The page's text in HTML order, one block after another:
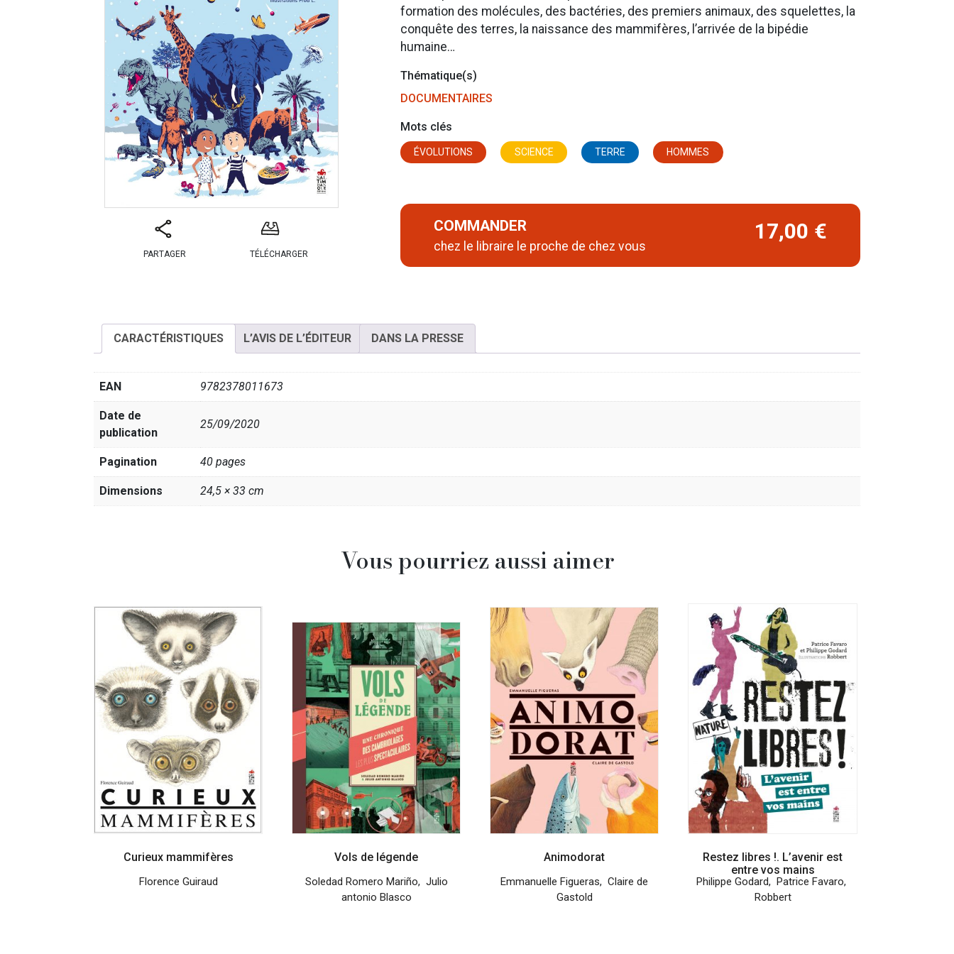
PARTAGER TÉLÉCHARGER
formation des molécules, des bactéries, des premiers animaux, des squelettes, la
conquête des terres, la naissance des mammifères, l’arrivée de la bipédie
humaine…
Thématique(s)
DOCUMENTAIRES
Mots clés
ÉVOLUTIONS SCIENCE TERRE HOMMES
COMMANDER
chez le libraire le proche de chez vous
17,00 €
CARACTÉRISTIQUES L’AVIS DE L’ÉDITEUR DANS LA PRESSE
EAN 9782378011673
Date de
publication
25/09/2020
Pagination 40 pages
Dimensions 24,5 × 33 cm
Vous pourriez aussi aimer
Curieux mammifères
Florence Guiraud
Vols de légende
Soledad Romero Mariño, Julio
antonio Blasco
Animodorat
Emmanuelle Figueras, Claire de
Gastold
Restez libres !. L’avenir est
entre vos mains
Philippe Godard, Patrice Favaro,
Robbert